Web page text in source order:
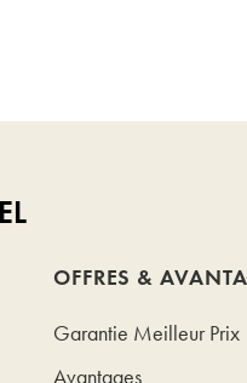
OFFRES &
Garantie Meilleur Prix
Avantages